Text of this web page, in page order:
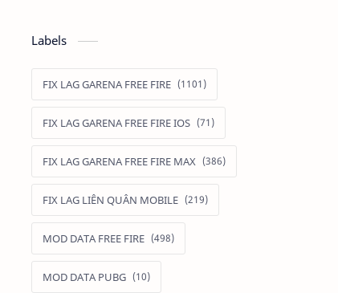
Labels
FIX LAG GARENA FREE FIRE
FIX LAG GARENA FREE FIRE IOS
FIX LAG GARENA FREE FIRE MAX
FIX LAG LIÊN QUÂN MOBILE
MOD DATA FREE FIRE
MOD DATA PUBG